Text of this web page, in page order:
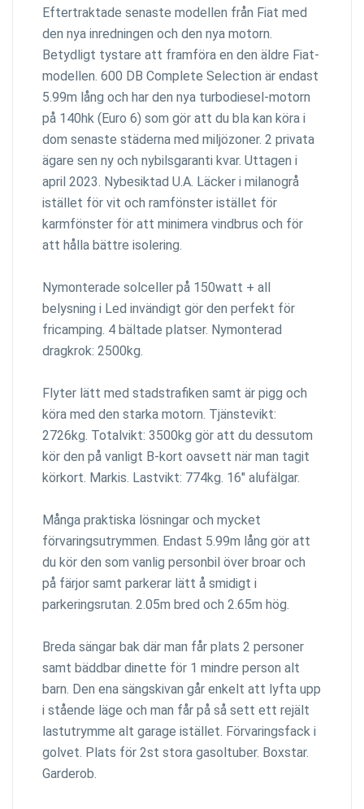
Eftertraktade senaste modellen från Fiat med
den nya inredningen och den nya motorn.
Betydligt tystare att framföra en den äldre Fiat-
modellen. 600 DB Complete Selection är endast
5.99m lång och har den nya turbodiesel-motorn
på 140hk (Euro 6) som gör att du bla kan köra i
dom senaste städerna med miljözoner. 2 privata
ägare sen ny och nybilsgaranti kvar. Uttagen i
april 2023. Nybesiktad U.A. Läcker i milanogrå
istället för vit och ramfönster istället för
karmfönster för att minimera vindbrus och för
att hålla bättre isolering.
Nymonterade solceller på 150watt + all
belysning i Led invändigt gör den perfekt för
fricamping. 4 bältade platser. Nymonterad
dragkrok: 2500kg.
Flyter lätt med stadstrafiken samt är pigg och
köra med den starka motorn. Tjänstevikt:
2726kg. Totalvikt: 3500kg gör att du dessutom
kör den på vanligt B-kort oavsett när man tagit
körkort. Markis. Lastvikt: 774kg. 16" alufälgar.
Många praktiska lösningar och mycket
förvaringsutrymmen. Endast 5.99m lång gör att
du kör den som vanlig personbil över broar och
på färjor samt parkerar lätt å smidigt i
parkeringsrutan. 2.05m bred och 2.65m hög.
Breda sängar bak där man får plats 2 personer
samt bäddbar dinette för 1 mindre person alt
barn. Den ena sängskivan går enkelt att lyfta upp
i stående läge och man får på så sett ett rejält
lastutrymme alt garage istället. Förvaringsfack i
golvet. Plats för 2st stora gasoltuber. Boxstar.
Garderob.